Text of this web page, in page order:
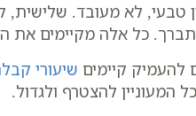
לא מעובד. שלישית,
כל אלה מקיימים את
להעמיק קיימים שיעורי